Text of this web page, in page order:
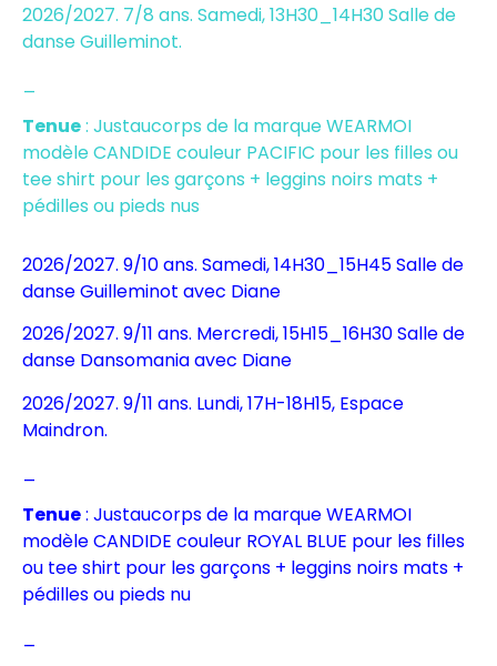
2026/2027. 7/8 ans. Samedi, 13H30_14H30 Salle de
danseGuilleminot.
Tenue: Justaucorps de la marque WEARMOI
modèle CANDIDE couleur PACIFIC pour les filles ou
tee shirt pour les garçons + leggins noirs mats +
pédilles ou pieds nus
2026/2027. 9/10 ans. Samedi, 14H30_15H45 Salle de
danseGuilleminot avec Diane
2026/2027. 9/11 ans. Mercredi, 15H15_16H30 Salle de
danse Dansomaniaavec Diane
2026/2027. 9/11 ans. Lundi, 17H-18H15, Espace
Maindron.
Tenue: Justaucorps de la marque WEARMOI
modèle CANDIDE couleur ROYAL BLUE pour les filles
ou tee shirt pour les garçons + leggins noirs mats +
pédilles ou pieds nu